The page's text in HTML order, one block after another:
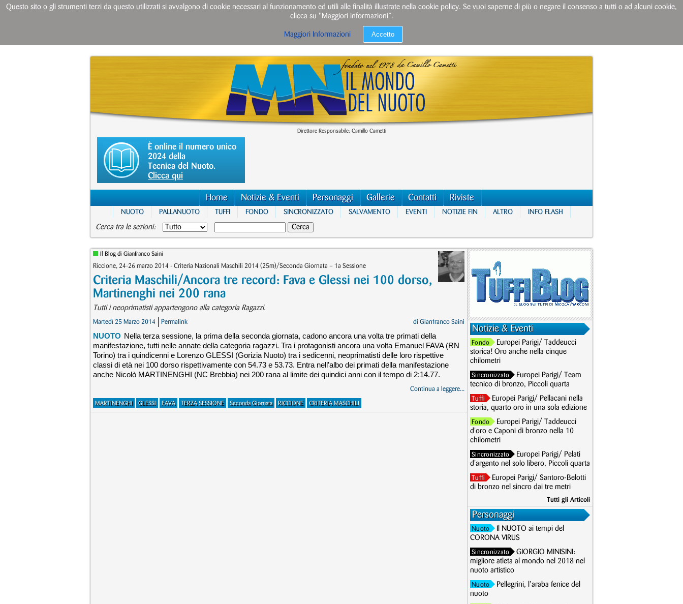
Direttore Responsabile: Camillo Cametti
È online il numero unico
2024 della
Tecnica del Nuoto.
Clicca qui
Home Notizie & Eventi Personaggi Gallerie Contatti Riviste
NUOTO PALLANUOTO TUFFI FONDO SINCRONIZZATO SALVAMENTO EVENTI NOTIZIE FIN ALTRO INFO FLASH
Cerca tra le sezioni:
Il Blog di Gianfranco Saini
Riccione, 24-26 marzo 2014 - Criteria Nazionali Maschili 2014 (25m)/Seconda Giornata – 1a Sessione
Criteria Maschili/Ancora tre record: Fava e Glessi nei 100 dorso,
Martinenghi nei 200 rana
Tutti i neoprimatisti appartengono alla categoria Ragazzi.
Martedì 25 Marzo 2014 Permalink di Gianfranco Saini
NUOTO Nella terza sessione, la prima della seconda giornata, cadono ancora una volta tre primati della
manifestazione, tutti nelle annate della categoria ragazzi. Tra i protagonisti ancora una volta Emanuel FAVA (RN
Torino) tra i quindicenni e Lorenzo GLESSI (Gorizia Nuoto) tra i sedicenni, neoprimatisti delle loro rispettive
classi di età nei 100 dorso rispettivamente con 54.73 e 53.73. Entra nell’albo dei primati della manifestazione
anche Nicolò MARTINENGHI (NC Brebbia) nei 200 rana al limite dei quindici anni con il tempo di 2:14.77.
Continua a leggere...
MARTINENGHI GLESSI FAVA TERZA SESSIONE Seconda Giornata RICCIONE CRITERIA MASCHILI
Notizie & Eventi
Fondo
Europei Parigi/ Taddeucci
storica! Oro anche nella cinque
chilometri
Sincronizzato
Europei Parigi/ Team
tecnico di bronzo, Piccoli quarta
Tuffi
Europei Parigi/ Pellacani nella
storia, quarto oro in una sola edizione
Fondo
Europei Parigi/ Taddeucci
d'oro e Caponi di bronzo nella 10
chilometri
Sincronizzato
Europei Parigi/ Pelati
d'argento nel solo libero, Piccoli quarta
Tuffi
Europei Parigi/ Santoro-Belotti
di bronzo nel sincro dai tre metri
Tutti gli Articoli
Personaggi
Nuoto
Il NUOTO ai tempi del
CORONA VIRUS
Sincronizzato
GIORGIO MINISINI:
migliore atleta al mondo nel 2018 nel
nuoto artistico
Nuoto
Pellegrini, l’araba fenice del
nuoto
Questo sito o gli strumenti terzi da questo utilizzati si avvalgono di cookie necessari al funzionamento ed utili alle finalità illustrate nella cookie policy. Se vuoi saperne di più o negare il consenso a tutti o ad alcuni cookie,
clicca su "Maggiori informazioni”.
Maggiori Informazioni Accetto